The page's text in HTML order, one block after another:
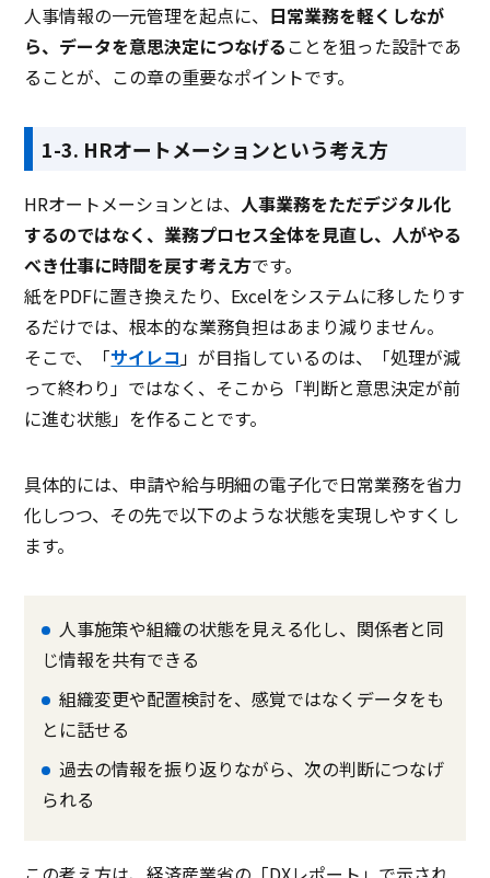
人事情報の一元管理を起点に、 日常業務を軽くしなが
ら、データを意思決定につなげることを狙った設計であ
ることが、この章の重要なポイントです。
1-3. HRオートメーションという考え方
HRオートメーションとは、人事業務をただデジタル化
するのではなく、業務プロセス全体を見直し、人がやる
べき仕事に時間を戻す考え方です。
紙をPDFに置き換えたり、Excelをシステムに移したりす
るだけでは、根本的な業務負担はあまり減りません。
そこで、「サイレコ」が目指しているのは、「処理が減
って終わり」ではなく、そこから「判断と意思決定が前
に進む状態」を作ることです。
具体的には、申請や給与明細の電子化で日常業務を省力
化しつつ、その先で以下のような状態を実現しやすくし
ます。
人事施策や組織の状態を見える化し、関係者と同
じ情報を共有できる
組織変更や配置検討を、感覚ではなくデータをも
とに話せる
過去の情報を振り返りながら、次の判断につなげ
られる